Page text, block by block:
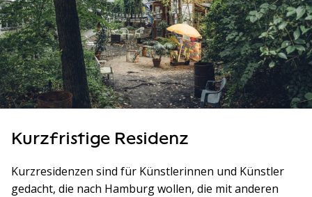
Kurzfristige Residenz
Kurzresidenzen sind für Künstlerinnen und Künstler
gedacht, die nach Hamburg wollen, die mit anderen